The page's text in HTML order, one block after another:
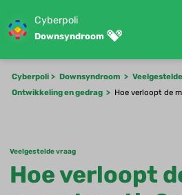
Cyberpoli
Downsyndroom
Cyberpoli Downsyndroom
Ontwikkeling en gedrag
Hoe verloopt de
Veelgestelde vraag
Hoe verloopt